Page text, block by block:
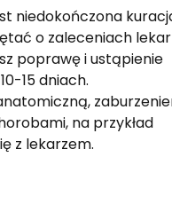
niedokończona
o zaleceniach
poprawę i ustąpienie
15 dniach.
na przykład
z lekarzem.